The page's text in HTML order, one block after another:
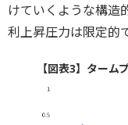
けていくような構造
利上昇圧力は限定的
【図表3】ターム